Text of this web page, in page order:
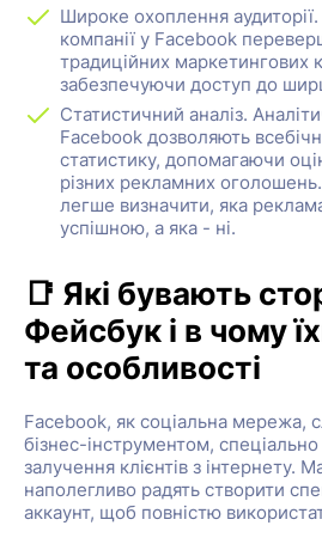
Широке охоплення
компанії у Facebook
традиційних маркетингових
забезпечуючи доступ до
Статистичний аналіз.
Facebook дозволяють
статистику, допомагаючи
різних рекламних
легше визначити, яка
успішною, а яка - ні.
📑 Які бувають
Фейсбук і в чому
та особливості
Facebook, як соціальна мережа,
бізнес-інструментом,
залучення клієнтів з інтернету.
наполегливо радять створити
аккаунт, щоб повністю